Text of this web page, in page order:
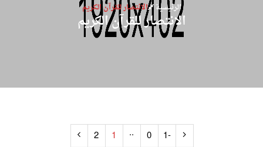
الرئيسية الانتصار للقرآن الكريم
الانتصار للقرآن الكريم
-1
0
..
1
2